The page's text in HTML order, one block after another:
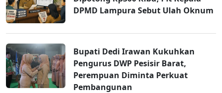
DPMD Lampura Sebut Ulah Oknum
Bupati Dedi Irawan Kukuhkan
Pengurus DWP Pesisir Barat,
Perempuan Diminta Perkuat
Pembangunan